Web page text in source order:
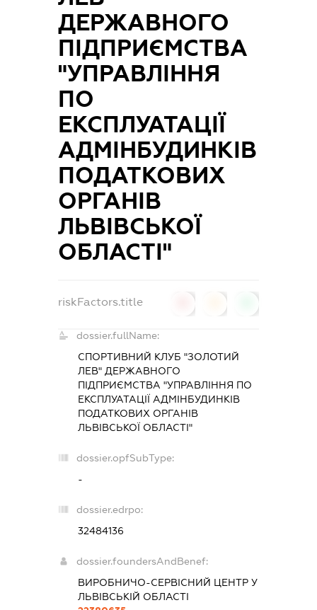
ДЕРЖАВНОГО
ПІДПРИЄМСТВА
"УПРАВЛІННЯ
ПО
ЕКСПЛУАТАЦІЇ
АДМІНБУДИНКІВ
ПОДАТКОВИХ
ОРГАНІВ
ЛЬВІВСЬКОЇ
ОБЛАСТІ"
riskFactors.title
dossier.fullName:
СПОРТИВНИЙ КЛУБ "ЗОЛОТИЙ
ЛЕВ" ДЕРЖАВНОГО
ПІДПРИЄМСТВА "УПРАВЛІННЯ ПО
ЕКСПЛУАТАЦІЇ АДМІНБУДИНКІВ
ПОДАТКОВИХ ОРГАНІВ
ЛЬВІВСЬКОЇ ОБЛАСТІ"
dossier.opfSubType:
-
dossier.edrpo:
32484136
dossier.foundersAndBenef:
ВИРОБНИЧО-СЕРВІСНИЙ ЦЕНТР У
ЛЬВІВСЬКІЙ ОБЛАСТІ